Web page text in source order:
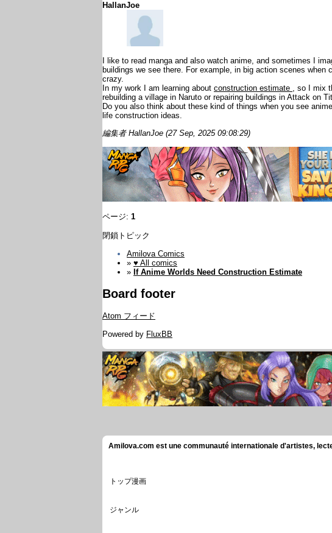
HallanJoe
I like to read manga and also watch anime, and sometimes I
buildings we see there. For example, in big action scenes
crazy.
In my work I am learning about construction estimate , so I mix
rebuilding a village in Naruto or repairing buildings in Attack on
Do you also think about these kind of things when you see
life construction ideas.
編集者 HallanJoe (27 Sep, 2025 09:08:29)
ページ: 1
閉鎖トピック
Amilova Comics
» ♥ All comics
» If Anime Worlds Need Construction Estimate
Board footer
Atom フィード
Powered by FluxBB
Amilova.com est une communauté internationale d'artistes,
トップ漫画
ジャンル